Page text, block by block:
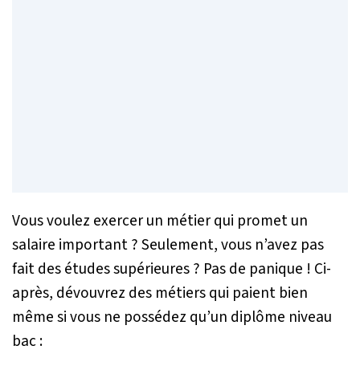
Vous voulez exercer un métier qui promet un
salaire important ? Seulement, vous n’avez pas
fait des études supérieures ? Pas de panique ! Ci-
après, dévouvrez des métiers qui paient bien
même si vous ne possédez qu’un diplôme niveau
bac :